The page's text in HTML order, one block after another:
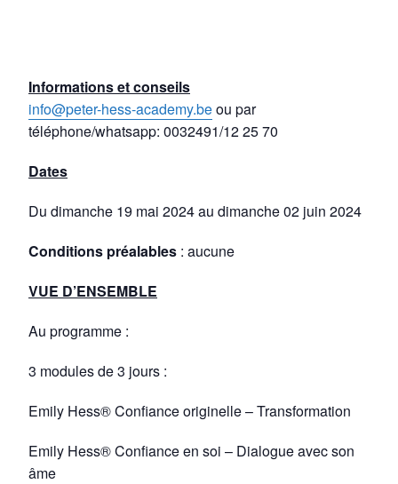
Informations et conseils
info@peter-hess-academy.beou par
téléphone/whatsapp: 0032491/12 25 70
Dates
Du dimanche 19 mai 2024 au dimanche 02 juin 2024
Conditions préalables : aucune
VUE D’ENSEMBLE
Au programme :
3 modules de 3 jours :
Emily Hess® Confiance originelle – Transformation
Emily Hess® Confiance en soi – Dialogue avec son
âme